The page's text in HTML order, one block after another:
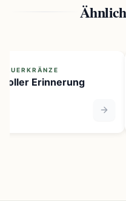
Erinnerung